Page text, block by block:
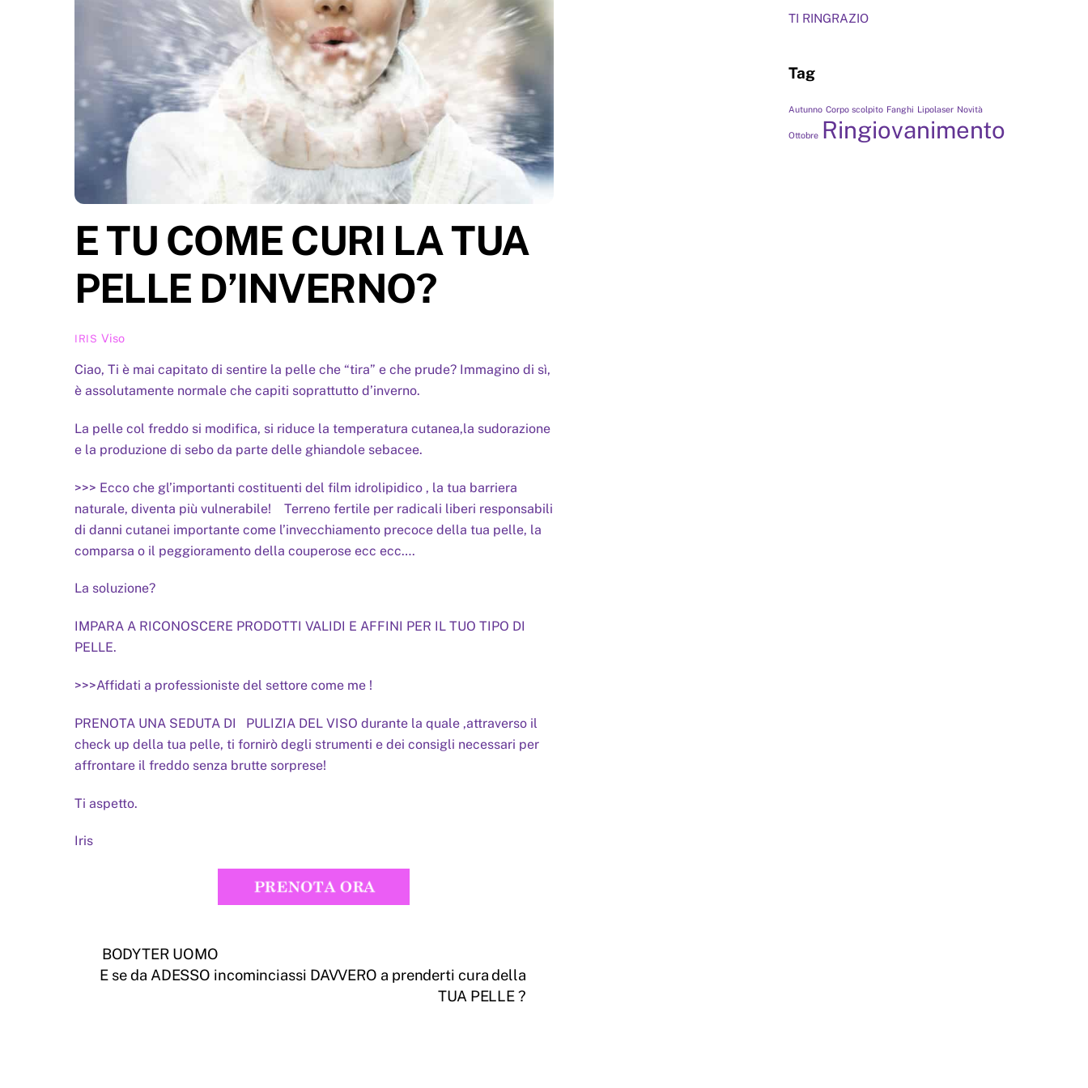
E TU COME CURI LA TUA
PELLE D’INVERNO?
IRIS Viso
Ciao, Ti è mai capitato di sentire la pelle che “tira” e che prude? Immagino di sì,
è assolutamente normale che capiti soprattutto d’inverno.
La pelle col freddo si modifica, si riduce la temperatura cutanea,la sudorazione
e la produzione di sebo da parte delle ghiandole sebacee.
>>> Ecco che gl’importanti costituenti del film idrolipidico , la tua barriera
naturale, diventa più vulnerabile! Terreno fertile per radicali liberi responsabili
di danni cutanei importante come l’invecchiamento precoce della tua pelle, la
comparsa o il peggioramento della couperose ecc ecc….
La soluzione?
IMPARA A RICONOSCERE PRODOTTI VALIDI E AFFINI PER IL TUO TIPO DI
PELLE.
>>>Affidati a professioniste del settore come me !
PRENOTA UNA SEDUTA DI PULIZIA DEL VISO durante la quale ,attraverso il
check up della tua pelle, ti fornirò degli strumenti e dei consigli necessari per
affrontare il freddo senza brutte sorprese!
Ti aspetto.
Iris
BODYTER UOMO
E se da ADESSO incominciassi DAVVERO a prenderti cura della
TUA PELLE ?
TI RINGRAZIO
Tag
Autunno Corpo scolpito Fanghi Lipolaser Novità
Ottobre Ringiovanimento